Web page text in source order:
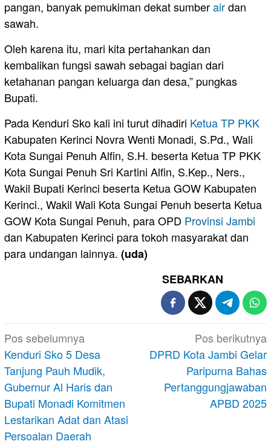
pangan, banyak pemukiman dekat sumberairdan
sawah.
Oleh karena itu, mari kita pertahankan dan
kembalikan fungsi sawah sebagai bagian dari
ketahanan pangan keluarga dan desa,” pungkas
Bupati.
Pada Kenduri Sko kali ini turut dihadiri Ketua TP PKK
Kabupaten Kerinci Novra Wenti Monadi, S.Pd., Wali
Kota Sungai Penuh Alfin, S.H. beserta Ketua TP PKK
Kota Sungai Penuh Sri Kartini Alfin, S.Kep., Ners.,
Wakil Bupati Kerinci beserta Ketua GOW Kabupaten
Kerinci., Wakil Wali Kota Sungai Penuh beserta Ketua
GOW Kota Sungai Penuh, para OPD Provinsi Jambi
dan Kabupaten Kerinci para tokoh masyarakat dan
para undangan lainnya. (uda)
SEBARKAN
Navigasi
pos
Pos sebelumnya
Kenduri Sko 5 Desa
Tanjung Pauh Mudik,
Gubernur Al Haris dan
Bupati Monadi Komitmen
Lestarikan Adat dan Atasi
Persoalan Daerah
Pos berikutnya
DPRD Kota Jambi Gelar
Paripurna Bahas
Pertanggungjawaban
APBD 2025